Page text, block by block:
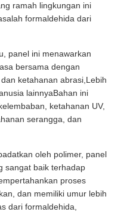
ramah lingkungan ini
formaldehida dari
panel ini menawarkan
bersama dengan
ketahanan abrasi,Lebih
lainnyaBahan ini
ketahanan UV,
serangga, dan
oleh polimer, panel
sangat baik terhadap
proses
dan memiliki umur lebih
dari formaldehida,